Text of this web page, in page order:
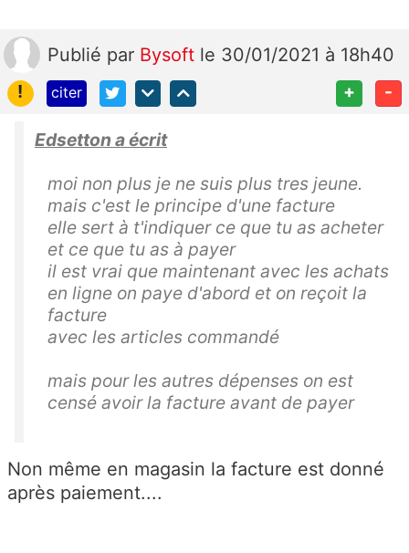
Publié par Bysoft le 30/01/2021 à 18h40
!
citer + -
Edsetton a écrit
moi non plus je ne suis plus tres jeune.
mais c'est le principe d'une facture
elle sert à t'indiquer ce que tu as acheter
et ce que tu as à payer
il est vrai que maintenant avec les achats
en ligne on paye d'abord et on reçoit la
facture
avec les articles commandé
mais pour les autres dépenses on est
censé avoir la facture avant de payer
Non même en magasin la facture est donné
après paiement....